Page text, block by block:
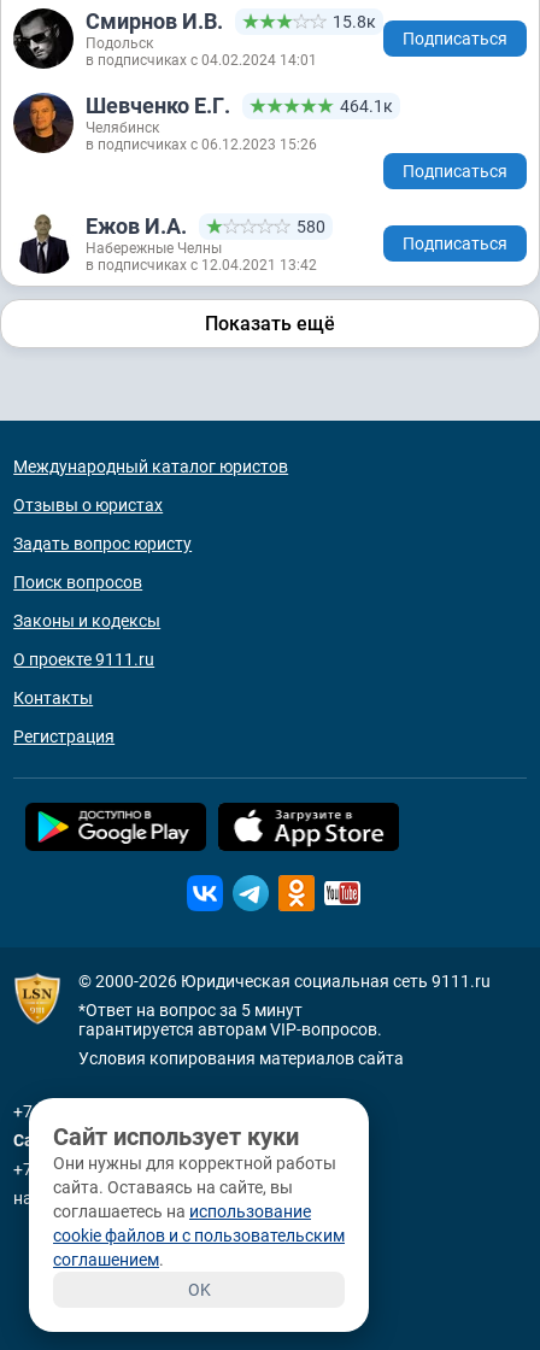
Смирнов И.В. 15.8к
Подольск
в подписчиках с 04.02.2024 14:01
Подписаться
Шевченко Е.Г. 464.1к
Челябинск
в подписчиках с 06.12.2023 15:26
Подписаться
Ежов И.А. 580
Набережные Челны
в подписчиках с 12.04.2021 13:42
Подписаться
Показать ещё
Международный каталог юристов
Отзывы о юристах
Задать вопрос юристу
Поиск вопросов
Законы и кодексы
О проекте 9111.ru
Контакты
Регистрация
© 2000-2026 Юридическая социальная сеть 9111.ru
*Ответ на вопрос за 5 минут
гарантируется авторам VIP-вопросов.
Условия копирования материалов сайта
+7 (800) 505-91-11
Санкт-Петербург
+7 (812) 336-92-64
наб. р. Фонтанки, д. 59
Сайт использует куки
Они нужны для корректной работы
сайта. Оставаясь на сайте, вы
соглашаетесь на использование
cookie файлов и с пользовательским
соглашением.
OK